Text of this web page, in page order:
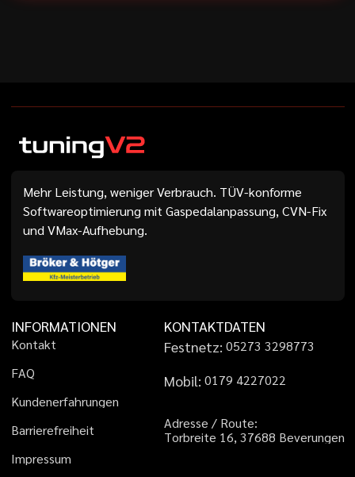
Mehr Leistung, weniger Verbrauch. TÜV-konforme
Softwareoptimierung mit Gaspedalanpassung, CVN-Fix
und VMax-Aufhebung.
INFORMATIONEN
Kontakt
FAQ
Kundenerfahrungen
Barrierefreiheit
Impressum
KONTAKTDATEN
Festnetz: 05273 3298773
Mobil: 01 79 4227022
Adresse / Route:
Torbreite 16, 37688 Beverungen